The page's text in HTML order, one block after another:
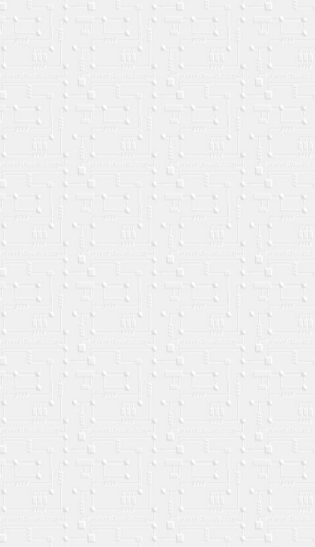
Crea una captura falsa de
May 27, 2026
Crea un DNI para mascotas